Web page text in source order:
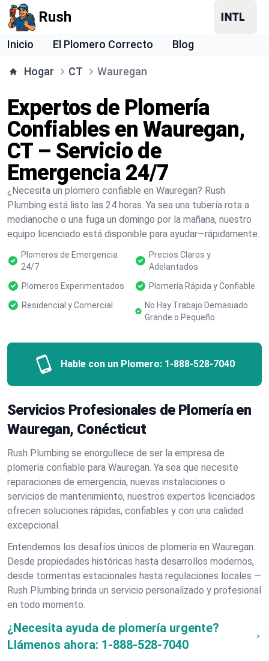
Rush
Inicio El Plomero Correcto Blog
Hogar CT Wauregan
Expertos de Plomería
Confiables en Wauregan,
CT – Servicio de
Emergencia 24/7
¿Necesita un plomero confiable en Wauregan? Rush
Plumbing está listo las 24 horas. Ya sea una tubería rota a
medianoche o una fuga un domingo por la mañana, nuestro
equipo licenciado está disponible para ayudar—rápidamente.
Plomeros de Emergencia
24/7
Precios Claros y
Adelantados
Plomeros Experimentados
Plomería Rápida y Confiable
Residencial y Comercial
No Hay Trabajo Demasiado
Grande o Pequeño
Hable con un Plomero: 1-888-528-7040
Servicios Profesionales de Plomería en
Wauregan, Conécticut
Rush Plumbing se enorgullece de ser la empresa de
plomería confiable para Wauregan. Ya sea que necesite
reparaciones de emergencia, nuevas instalaciones o
servicios de mantenimiento, nuestros expertos licenciados
ofrecen soluciones rápidas, confiables y con una calidad
excepcional.
Entendemos los desafíos únicos de plomería en Wauregan.
Desde propiedades históricas hasta desarrollos modernos,
desde tormentas estacionales hasta regulaciones locales —
Rush Plumbing brinda un servicio personalizado y profesional
en todo momento.
¿Necesita ayuda de plomería urgente?
Llámenos ahora: 1-888-528-7040